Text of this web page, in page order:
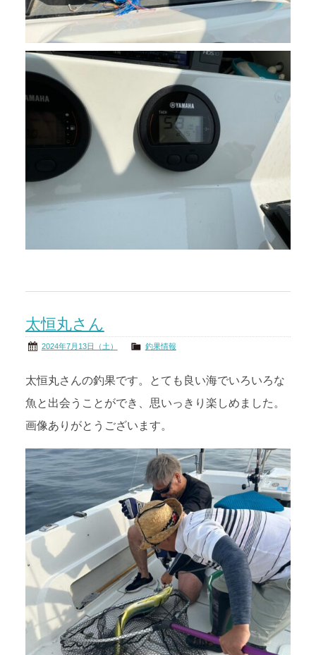
太恒丸さん
2024年7月13日（土） 釣果情報
太恒丸さんの釣果です。とても良い海でいろいろな
魚と出会うことができ、思いっきり楽しめました。
画像ありがとうございます。